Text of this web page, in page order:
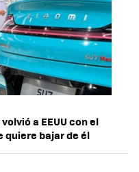
a EEUU con el
quiere bajar de él